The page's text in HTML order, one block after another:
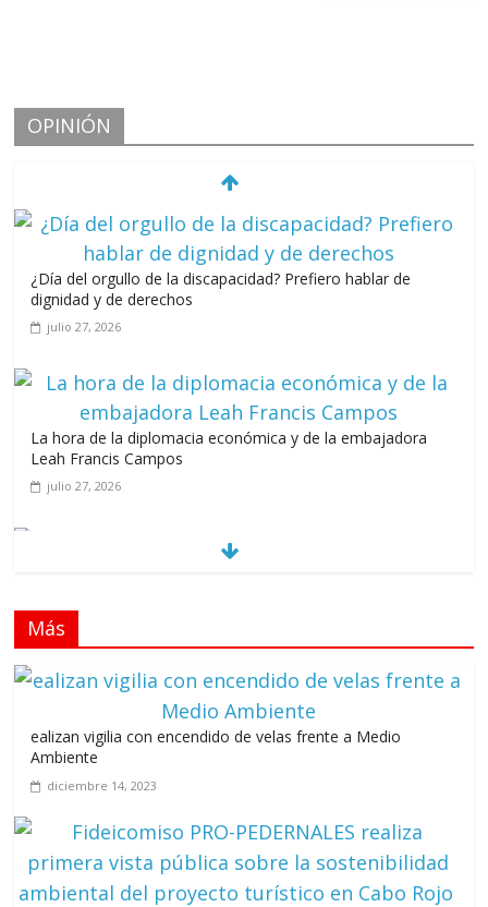
OPINIÓN
¿Día del orgullo de la discapacidad? Prefiero hablar de
dignidad y de derechos
julio 27, 2026
La hora de la diplomacia económica y de la embajadora
Leah Francis Campos
julio 27, 2026
Llevar los Juegos XXV Juegos Centroamericanos
y del Caribe a las plazas y parques del país
Más
ealizan vigilia con encendido de velas frente a Medio
Ambiente
diciembre 14, 2023